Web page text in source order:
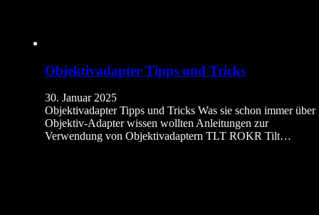
Objektivadapter Tipps und Tricks
30. Januar 2025
Objektivadapter Tipps und Tricks Was sie schon immer über
Objektiv-Adapter wissen wollten Anleitungen zur
Verwendung von Objektivadaptern TLT ROKR Tilt…